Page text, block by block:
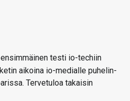
ensimmäinen testi io-techiin
aikoina io-medialle puhelin-
Tervetuloa takaisin